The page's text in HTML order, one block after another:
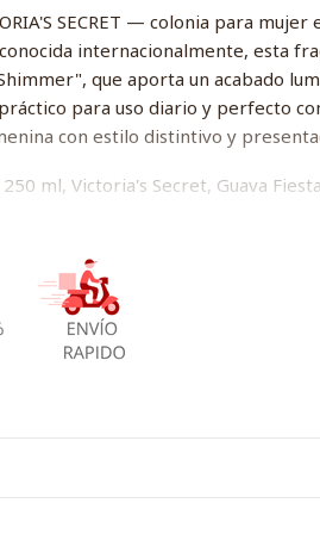
SECRET — colonia para
internacionalmente, esta
que aporta un acabado
para uso diario y perfecto
con estilo distintivo y
ml, Victoria's Secret, Guava
250Ml Mujer Colonia